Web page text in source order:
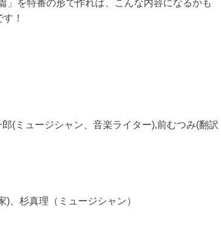
」を特番の形で作れば、こんな内容になるかも
！
(ミュージシャン、音楽ライター),前むつみ(翻訳
、杉真理（ミュージシャン）